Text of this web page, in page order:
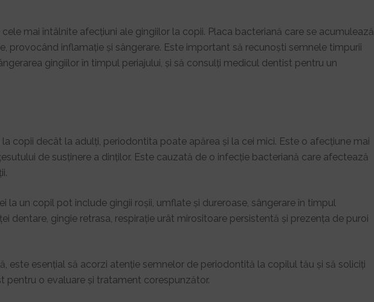
mai întâlnite afecțiuni ale gingiilor la copii. Placa bacteriană care se acumulează
provocând inflamație și sângerare. Este important să recunoști semnele timpurii
gingiilor în timpul periajului, și să consulți medicul dentist pentru un
la copii decât la adulți, periodontita poate apărea și la cei mici. Este o afecțiune mai
de susținere a dinților. Este cauzată de o infecție bacteriană care afectează
la un copil pot include gingii roșii, umflate și dureroase, sângerare în timpul
dentare, gingie retrasa, respirație urât mirositoare persistentă și prezența de puroi
este esențial să acorzi atenție semnelor de periodontită la copilul tău și să soliciți
pentru o evaluare și tratament corespunzător.